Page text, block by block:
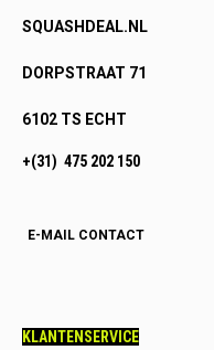
SQUASHDEAL.NL
DORPSTRAAT 71
6102 TS ECHT
+(31) 475 202 150
E-MAIL CONTACT
KLANTENSERVICE